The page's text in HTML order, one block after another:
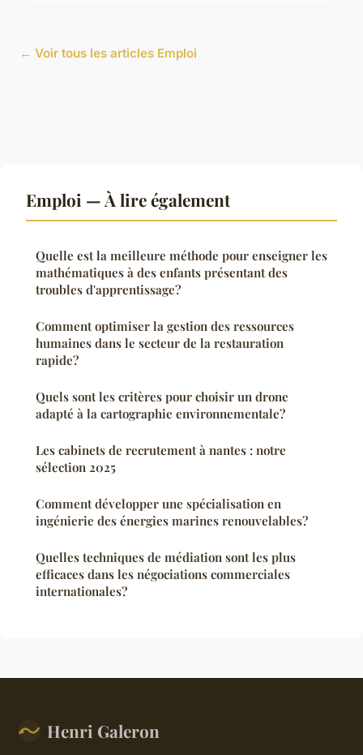
← Voir tous les articles Emploi
Emploi — À lire également
Quelle est la meilleure méthode pour enseigner les
mathématiques à des enfants présentant des
troubles d'apprentissage?
Comment optimiser la gestion des ressources
humaines dans le secteur de la restauration
rapide?
Quels sont les critères pour choisir un drone
adapté à la cartographie environnementale?
Les cabinets de recrutement à nantes : notre
sélection 2025
Comment développer une spécialisation en
ingénierie des énergies marines renouvelables?
Quelles techniques de médiation sont les plus
efficaces dans les négociations commerciales
internationales?
Henri Galeron